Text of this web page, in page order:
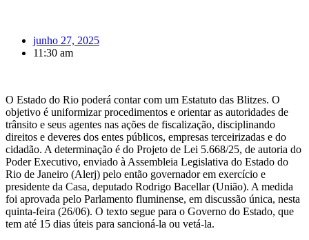
junho 27, 2025
11:30 am
O Estado do Rio poderá contar com um Estatuto das Blitzes. O
objetivo é uniformizar procedimentos e orientar as autoridades de
trânsito e seus agentes nas ações de fiscalização, disciplinando
direitos e deveres dos entes públicos, empresas terceirizadas e do
cidadão. A determinação é do Projeto de Lei 5.668/25, de autoria do
Poder Executivo, enviado à Assembleia Legislativa do Estado do
Rio de Janeiro (Alerj) pelo então governador em exercício e
presidente da Casa, deputado Rodrigo Bacellar (União). A medida
foi aprovada pelo Parlamento fluminense, em discussão única, nesta
quinta-feira (26/06). O texto segue para o Governo do Estado, que
tem até 15 dias úteis para sancioná-la ou vetá-la.